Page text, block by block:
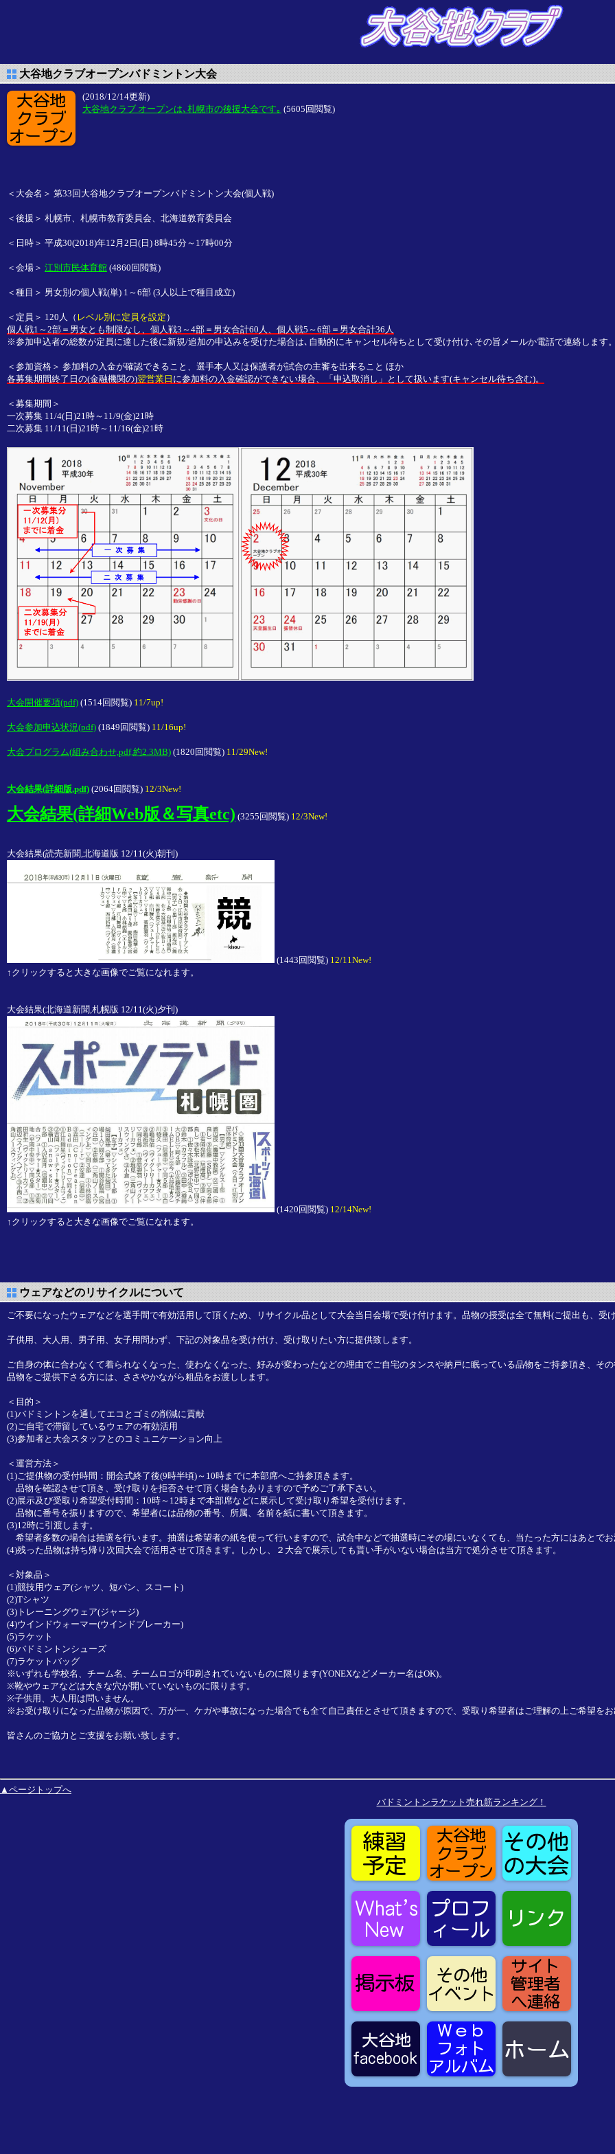
大谷地クラブオープンバドミントン大会
(2018/12/14更新)
大谷地クラブ オープンは､札幌市の後援大会です｡ (5605回閲覧)
＜大会名＞ 第33回大谷地クラブオープンバドミントン大会(個人戦)
＜後援＞ 札幌市、札幌市教育委員会、北海道教育委員会
＜日時＞ 平成30(2018)年12月2日(日) 8時45分～17時00分
＜会場＞ 江別市民体育館 (4860回閲覧)
＜種目＞ 男女別の個人戦(単) 1～6部 (3人以上で種目成立)
＜定員＞ 120人（ レベル別に定員を設定 ）
個人戦1～2部＝男女とも制限なし、個人戦3～4部＝男女合計60人、個人戦5～6部＝男女合計36人
※参加申込者の総数が定員に達した後に新規/追加の申込みを受けた場合は､自動的にキャンセル待ちとして受け付け､その旨メールか電話で連絡します。
＜参加資格＞ 参加料の入金が確認できること、選手本人又は保護者が試合の主審を出来ること ほか
各募集期間終了日の(金融機関の)翌営業日 に参加料の入金確認ができない場合、「申込取消し」として扱います(キャンセル待ち含む)。
＜募集期間＞
一次募集 11/4(日)21時～11/9(金)21時
二次募集 11/11(日)21時～11/16(金)21時
大会開催要項(pdf) (1514回閲覧) 11/7up!
大会参加申込状況(pdf) (1849回閲覧) 11/16up!
大会プログラム(組み合わせ,pdf,約2.3MB) (1820回閲覧) 11/29New!
大会結果(詳細版,pdf) (2064回閲覧) 12/3New!
大会結果(詳細Web版＆写真etc) (3255回閲覧)
大会結果(読売新聞,北海道版 12/11(火)朝刊)
(1443回閲覧) 12/11New!
↑クリックすると大きな画像でご覧になれます。
大会結果(北海道新聞,札幌版 12/11(火)夕刊)
(1420回閲覧) 12/14New!
↑クリックすると大きな画像でご覧になれます。
ウェアなどのリサイクルについて
ご不要になったウェアなどを選手間で有効活用して頂くため、リサイクル品として大会当日会場で受け付けます。品物の授受は全て無料(ご提出も、受け
子供用、大人用、男子用、女子用問わず、下記の対象品を受け付け、受け取りたい方に提供致します。
ご自身の体に合わなくて着られなくなった、使わなくなった、好みが変わったなどの理由でご自宅のタンスや納戸に眠っている品物をご持参頂き、その
品物をご提供下さる方には、ささやかながら粗品をお渡しします。
＜目的＞
(1)バドミントンを通してエコとゴミの削減に貢献
(2)ご自宅で滞留しているウェアの有効活用
(3)参加者と大会スタッフとのコミュニケーション向上
＜運営方法＞
(1)ご提供物の受付時間：開会式終了後(9時半頃)～10時までに本部席へご持参頂きます。
品物を確認させて頂き、受け取りを拒否させて頂く場合もありますので予めご了承下さい。
(2)展示及び受取り希望受付時間：10時～12時まで本部席などに展示して受け取り希望を受付けます。
品物に番号を振りますので、希望者には品物の番号、所属、名前を紙に書いて頂きます。
(3)12時に引渡します。
希望者多数の場合は抽選を行います。抽選は希望者の紙を使って行いますので、試合中などで抽選時にその場にいなくても、当たった方にはあとでお
(4)残った品物は持ち帰り次回大会で活用させて頂きます。しかし、２大会で展示しても貰い手がいない場合は当方で処分させて頂きます。
＜対象品＞
(1)競技用ウェア(シャツ、短パン、スコート)
(2)Tシャツ
(3)トレーニングウェア(ジャージ)
(4)ウインドウォーマー(ウインドブレーカー)
(5)ラケット
(6)バドミントンシューズ
(7)ラケットバッグ
※いずれも学校名、チーム名、チームロゴが印刷されていないものに限ります(YONEXなどメーカー名はOK)。
※靴やウェアなどは大きな穴が開いていないものに限ります。
※子供用、大人用は問いません。
※お受け取りになった品物が原因で、万が一、ケガや事故になった場合でも全て自己責任とさせて頂きますので、受取り希望者はご理解の上ご希望をお
皆さんのご協力とご支援をお願い致します。
▲ページトップへ
バドミントンラケット売れ筋ランキング！